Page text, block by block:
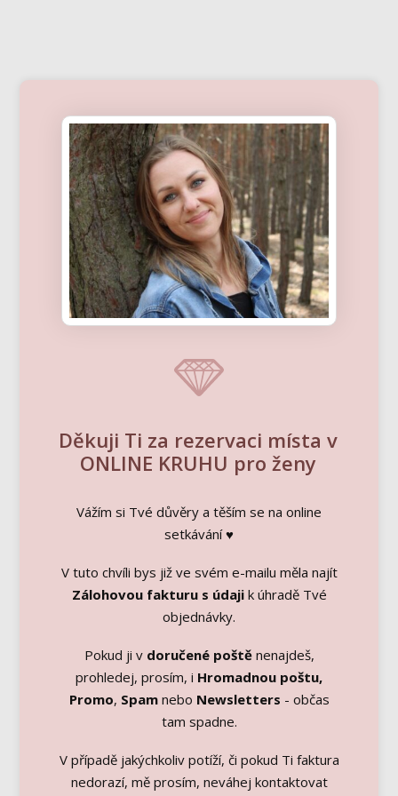
Děkuji Ti za rezervaci místa v
ONLINE KRUHU pro ženy
Vážím si Tvé důvěry a těším se na online
setkávání ♥
V tuto chvíli bys již ve svém e-mailu měla najít
Zálohovou fakturu s údajik úhradě Tvé
objednávky.
Pokud ji v doručené poštěnenajdeš,
prohledej, prosím, i Hromadnou poštu,
Promo, Spam nebo Newsletters - občas
tam spadne.
V případě jakýchkoliv potíží, či pokud Ti faktura
nedorazí, mě prosím, neváhej kontaktovat